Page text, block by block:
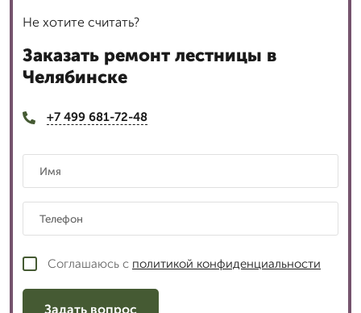
Не хотите считать?
Заказать ремонт лестницы в
Челябинске
+7 499 681-72-48
Соглашаюсь с политикой конфиденциальности
Задать вопрос